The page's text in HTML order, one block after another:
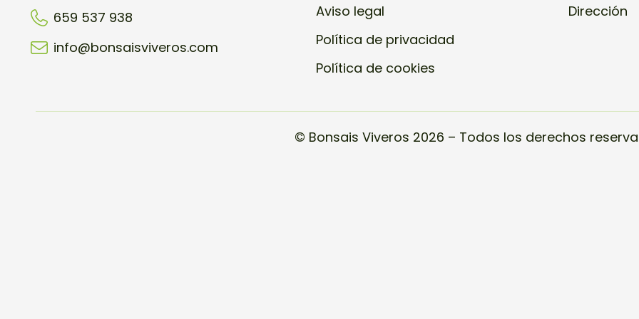
659 537 938
info@bonsaisviveros.com
Aviso legal
Política de privacidad
Política de cookies
Dirección
© Bonsais Viveros 2026 – Todos los derechos